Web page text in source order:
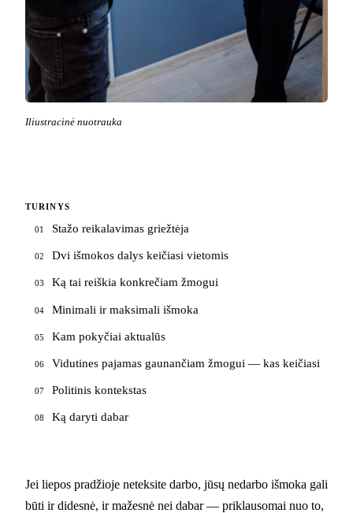
Iliustracinė nuotrauka
TURINYS
01 Stažo reikalavimas griežtėja
02 Dvi išmokos dalys keičiasi vietomis
03 Ką tai reiškia konkrečiam žmogui
04 Minimali ir maksimali išmoka
05 Kam pokyčiai aktualūs
06 Vidutines pajamas gaunančiam žmogui — kas keičiasi
07 Politinis kontekstas
08 Ką daryti dabar
Jei liepos pradžioje neteksite darbo, jūsų nedarbo išmoka gali
būti ir didesnė, ir mažesnė nei dabar — priklausomai nuo to,